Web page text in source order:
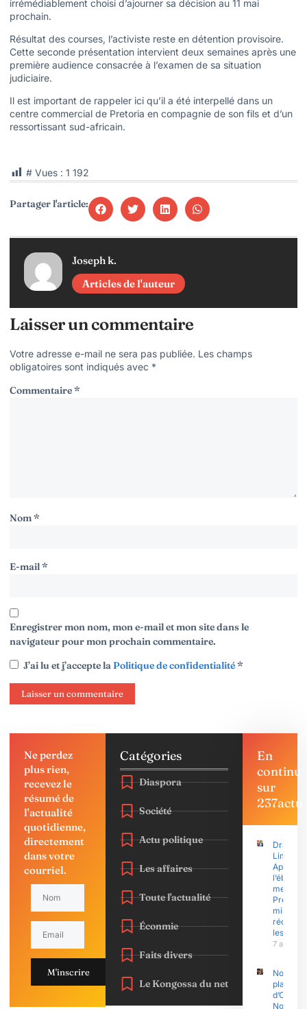
irrémédiablement choisi d’ajourner sa décision au 11 mai
prochain.
Résultat des courses, l’activiste reste en détention provisoire.
Cette seconde présentation intervient deux semaines après une
première audience consacrée à l’examen de sa situation
judiciaire.
Il est important de rappeler ici qu’il a été interpellé dans un
centre commercial de Pretoria en compagnie de son fils et d’un
ressortissant sud-africain.
# Vues : 1 192
Partager l'article:
Joseph k.
Articles de l'auteur
Laisser un commentaire
Votre adresse e-mail ne sera pas publiée. Les champs
obligatoires sont indiqués avec *
Commentaire*
Nom*
E-mail*
Enregistrer mon nom, mon e-mail et mon site dans le
navigateur pour mon prochain commentaire.
J’ai lu et j’accepte laPolitique de confidentialité*
Ne perdez
plus rien,
recevez le
résumé de
l'actualité
quotidienne,
directement
dans votre
courriel.
M'inscrire
Catégories
Diaspora
Société
Actu politique
Les affaires
Toute l'actualité
Éconmie
Faits divers
Le Kongossa du net
En
continu
sur
237actu
Drame à
Limbé :
Après
Premier
ministre
les
7 août
Nouvelle
plainte
d’Olive
Ngobo